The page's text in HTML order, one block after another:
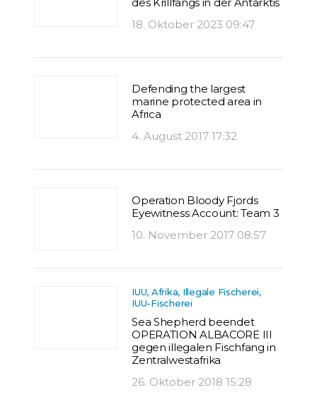
18. Oktober 2023 09:47
Defending the largest
marine protected area in
Africa
4. August 2017 17:32
Operation Bloody Fjords
Eyewitness Account: Team 3
10. November 2017 08:57
IUU, Afrika, Illegale Fischerei,
IUU-Fischerei
Sea Shepherd beendet
OPERATION ALBACORE III
gegen illegalen Fischfang in
Zentralwestafrika
26. Oktober 2018 15:28